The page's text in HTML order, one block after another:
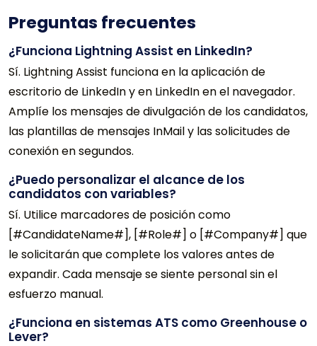
Preguntas frecuentes
¿Funciona Lightning Assist en LinkedIn?
Sí. Lightning Assist funciona en la aplicación de
escritorio de LinkedIn y en LinkedIn en el navegador.
Amplíe los mensajes de divulgación de los candidatos,
las plantillas de mensajes InMail y las solicitudes de
conexión en segundos.
¿Puedo personalizar el alcance de los
candidatos con variables?
Sí. Utilice marcadores de posición como
[#CandidateName#], [#Role#] o [#Company#] que
le solicitarán que complete los valores antes de
expandir. Cada mensaje se siente personal sin el
esfuerzo manual.
¿Funciona en sistemas ATS como Greenhouse o
Lever?